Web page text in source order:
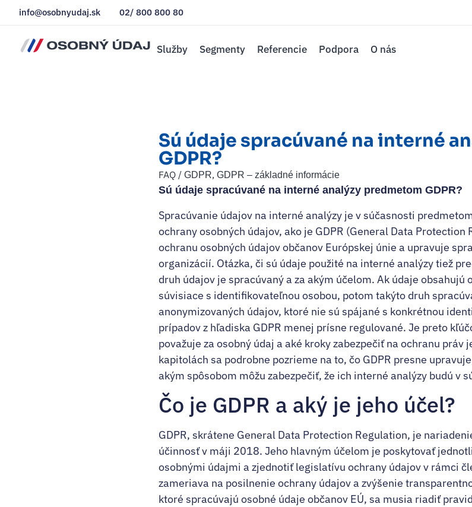
info@osobnyudaj.sk 02/ 800 800 80
Služby Segmenty Referencie Podpora O nás
Sú údaje spracúvané na interné
GDPR?
FAQ / GDPR, GDPR – základné informácie
Sú údaje spracúvané na interné analýzy predmetom GDPR?
Spracúvanie údajov na interné analýzy je v súčasnosti
ochrany osobných údajov, ako je GDPR (General Data Protection
ochranu osobných údajov občanov Európskej únie a upravuje
organizácií. Otázka, či sú údaje použité na interné analýzy tiež
druh údajov je spracúvaný a za akým účelom. Ak údaje
súvisiace s identifikovateľnou osobou, potom takýto druh
anonymizovaných údajov, ktoré nie sú spájané s konkrétnou
prípadov z hľadiska GDPR menej prísne regulované. Je preto
považuje za osobný údaj a aké kroky zabezpečiť na ochranu práv
kapitolách sa podrobne pozrieme na to, čo GDPR presne
akým spôsobom môžu zabezpečiť, že ich interné analýzy budú v
Čo je GDPR a aký je jeho účel?
GDPR, skrátene General Data Protection Regulation, je
účinnosť v máji 2018. Jeho hlavným účelom je poskytovať
osobnými údajmi a zjednotiť legislatívu ochrany údajov v rámci
zameriava na posilnenie ochrany údajov a zvýšenie
ktoré spracúvajú osobné údaje občanov EÚ, sa musia riadiť